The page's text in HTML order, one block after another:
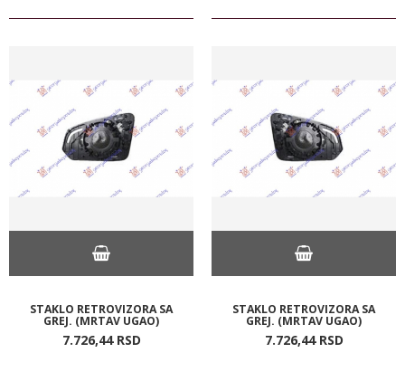
STAKLO RETROVIZORA SA
GREJ. (MRTAV UGAO)
7.726,44 RSD
STAKLO RETROVIZORA SA
GREJ. (MRTAV UGAO)
7.726,44 RSD